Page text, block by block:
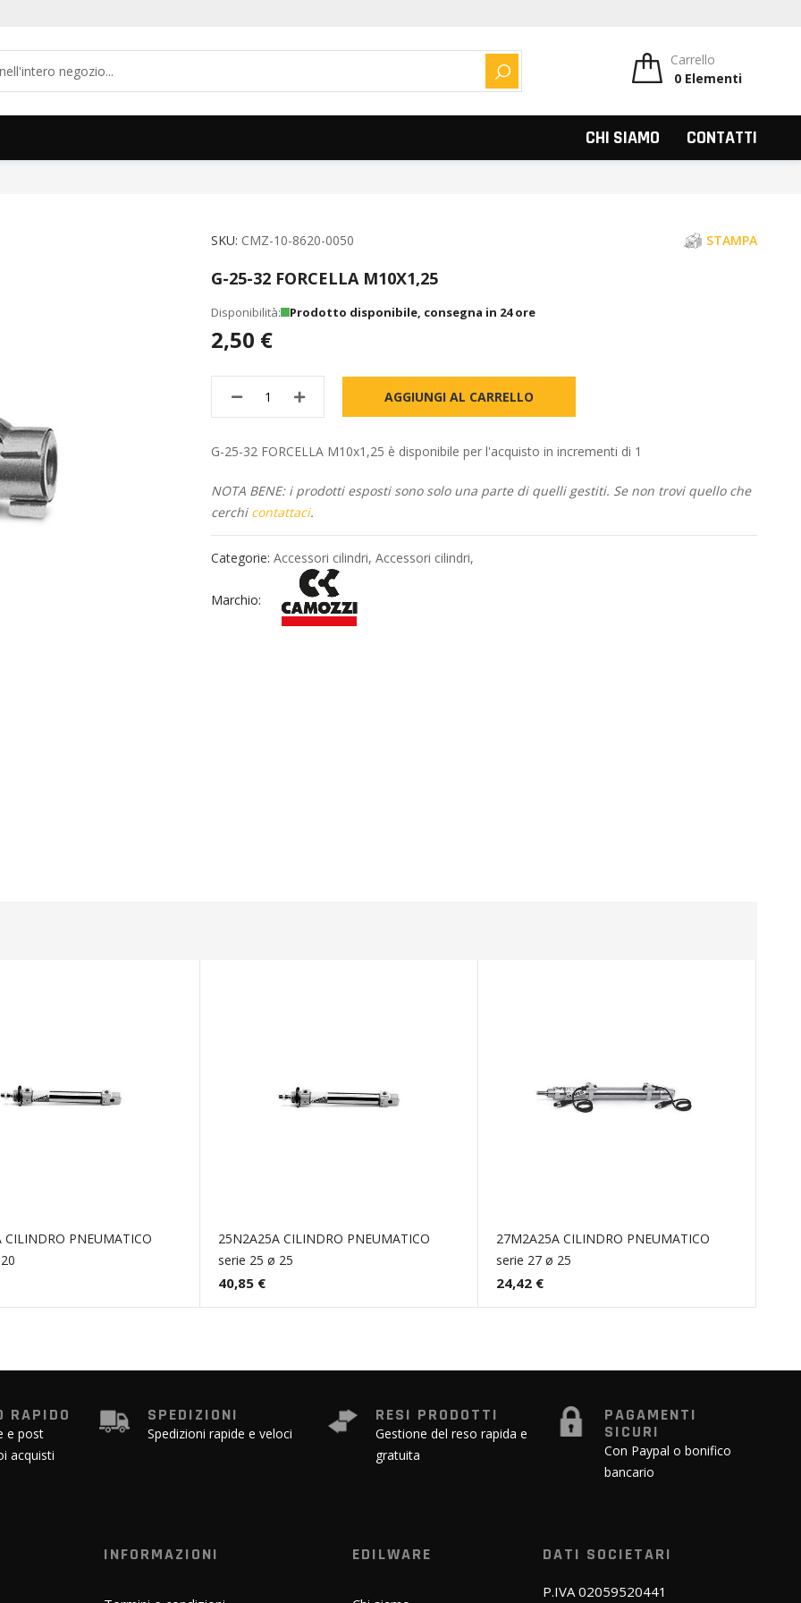
CERCA
Carrello
0 Elementi
CHI SIAMO CONTATTI
SKU CMZ-10-8620-0050 STAMPA
G-25-32 FORCELLA M10X1,25
Prodotto disponibile, consegna in 24 ore
2,50 €
AGGIUNGI AL CARRELLO
G-25-32 FORCELLA M10x1,25 è disponibile per l'acquisto in incrementi di 1
NOTA BENE: i prodotti esposti sono solo una parte di quelli gestiti. Se non trovi quello che
cerchi contattaci.
Categorie:Accessori cilindri,Accessori cilindri,
Marchio:
PNEUMATICO
25N2A25A CILINDRO PNEUMATICO
serie 25 ø 25
40,85 €
27M2A25A CILINDRO PNEUMATICO
serie 27 ø 25
24,42 €
RAPIDO
e post
acquisti
SPEDIZIONI
Spedizioni rapide e veloci
RESI PRODOTTI
Gestione del reso rapida e
gratuita
PAGAMENTI
SICURI
Con Paypal o bonifico
bancario
INFORMAZIONI EDILWARE DATI SOCIETARI
P.IVA 02059520441